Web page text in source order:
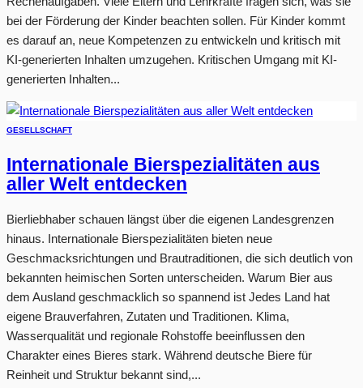
bei der Förderung der Kinder beachten sollen. Für Kinder kommt
es darauf an, neue Kompetenzen zu entwickeln und kritisch mit
KI-generierten Inhalten umzugehen. Kritischen Umgang mit KI-
generierten Inhalten...
GESELLSCHAFT
Internationale Bierspezialitäten aus
aller Welt entdecken
Bierliebhaber schauen längst über die eigenen Landesgrenzen
hinaus. Internationale Bierspezialitäten bieten neue
Geschmacksrichtungen und Brautraditionen, die sich deutlich von
bekannten heimischen Sorten unterscheiden. Warum Bier aus
dem Ausland geschmacklich so spannend ist Jedes Land hat
eigene Brauverfahren, Zutaten und Traditionen. Klima,
Wasserqualität und regionale Rohstoffe beeinflussen den
Charakter eines Bieres stark. Während deutsche Biere für
Reinheit und Struktur bekannt sind,...